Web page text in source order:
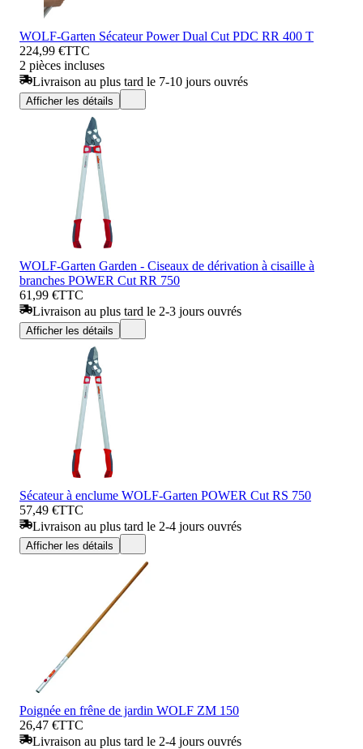
WOLF-Garten Sécateur Power Dual Cut PDC RR 400 T
224,99 €TTC
2 pièces incluses
Livraison au plus tard le 7-10 jours ouvrés
Afficher les détails
WOLF-Garten Garden - Ciseaux de dérivation à cisaille à
branches POWER Cut RR 750
61,99 €TTC
Livraison au plus tard le 2-3 jours ouvrés
Afficher les détails
Sécateur à enclume WOLF-Garten POWER Cut RS 750
57,49 €TTC
Livraison au plus tard le 2-4 jours ouvrés
Afficher les détails
Poignée en frêne de jardin WOLF ZM 150
26,47 €TTC
Livraison au plus tard le 2-4 jours ouvrés